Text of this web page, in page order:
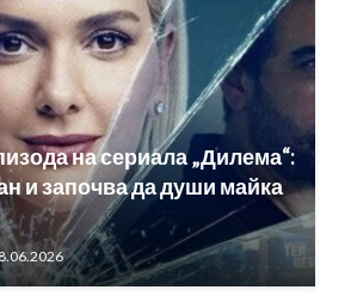
на сериала „Дилема“:
и започва да души майка